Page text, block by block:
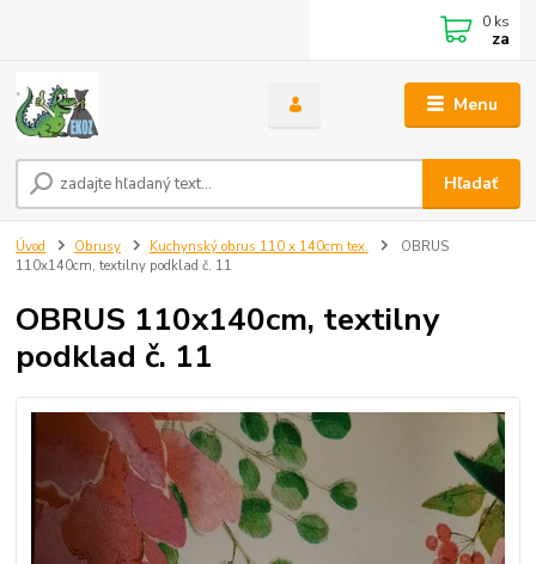
Menu
Hľadať
0 ks
za
Úvod Obrusy Kuchynský obrus 110 x 140cm tex.
OBRUS
110x140cm, textilny podklad č. 11
OBRUS 110x140cm, textilny
podklad č. 11